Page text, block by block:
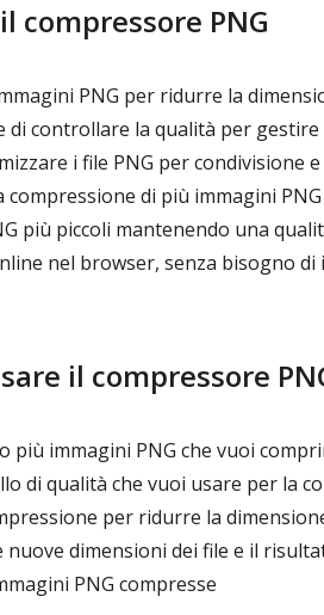
compressore PNG
PNG per ridurre la
di controllare la qualità per
i file PNG per condivisione
compressione di più immagini
più piccoli mantenendo una
nel browser, senza bisogno di
il compressore
più immagini PNG che vuoi
di qualità che vuoi usare per la
per ridurre la
nuove dimensioni dei file e il
PNG compresse